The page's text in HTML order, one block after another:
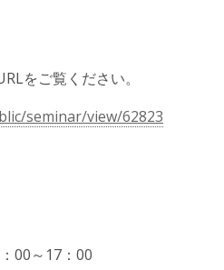
をご覧ください。
seminar/view/62823
00～17：00